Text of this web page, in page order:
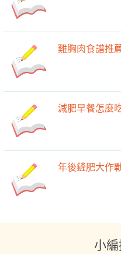
雞胸肉食譜推
減肥早餐怎麼
年後鏟肥大作
小